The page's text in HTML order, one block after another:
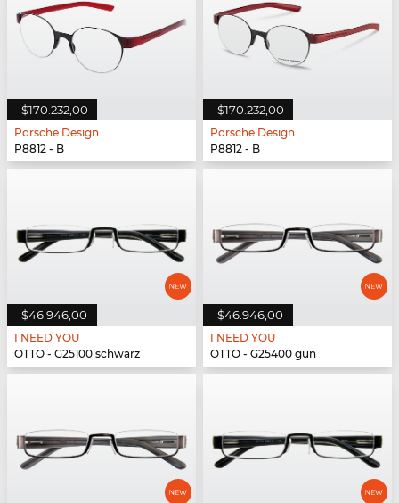
$170.232,00
Porsche Design
P8812 - B
$170.232,00
Porsche Design
P8812 - B
$46.946,00
I NEED YOU
OTTO - G25100 schwarz
$46.946,00
I NEED YOU
OTTO - G25400 gun